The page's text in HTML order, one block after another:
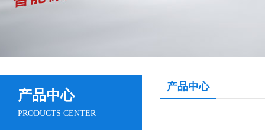
产品中心
PRODUCTS CENTER
产品中心